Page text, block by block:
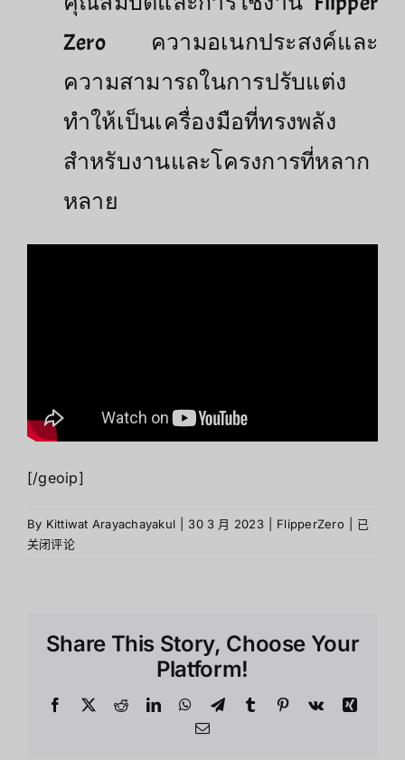
Zero ความอเนกประสงค์และ
ความสามารถในการปรับแต่ง
ทำให้เป็นเครื่องมือที่ทรงพลัง
สำหรับงานและโครงการที่หลาก
หลาย
[/geoip]
By Kittiwat Arayachayakul 30 3 月 2023 FlipperZero
การนำ
ใน
已
关闭评论
Share This Story, Choose Your
Platform!
Facebook
X RedditLinkedInWhatsApp
TelegramTumblr Pinterest
Vk
Xing
Email